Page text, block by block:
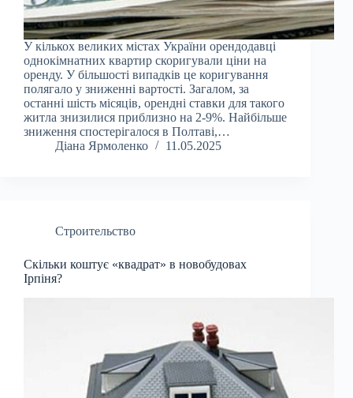
У кількох великих містах України орендодавці
однокімнатних квартир скоригували ціни на
оренду. У більшості випадків це коригування
полягало у зниженні вартості. Загалом, за
останні шість місяців, орендні ставки для такого
житла знизилися приблизно на 2-9%. Найбільше
зниження спостерігалося в Полтаві,…
Діана Ярмоленко
11.05.2025
Строительство
Скільки коштує «квадрат» в новобудовах
Ірпіня?